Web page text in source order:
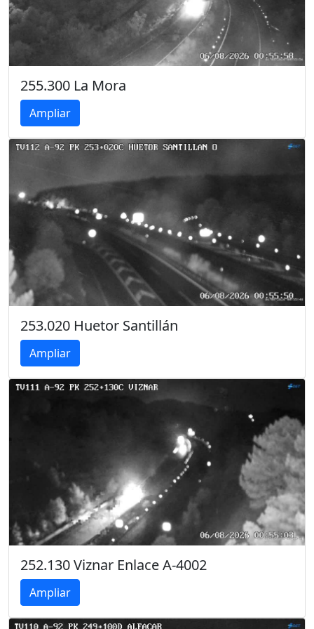
255.300 La Mora
Ampliar
253.020 Huetor Santillán
Ampliar
252.130 Viznar Enlace A-4002
Ampliar